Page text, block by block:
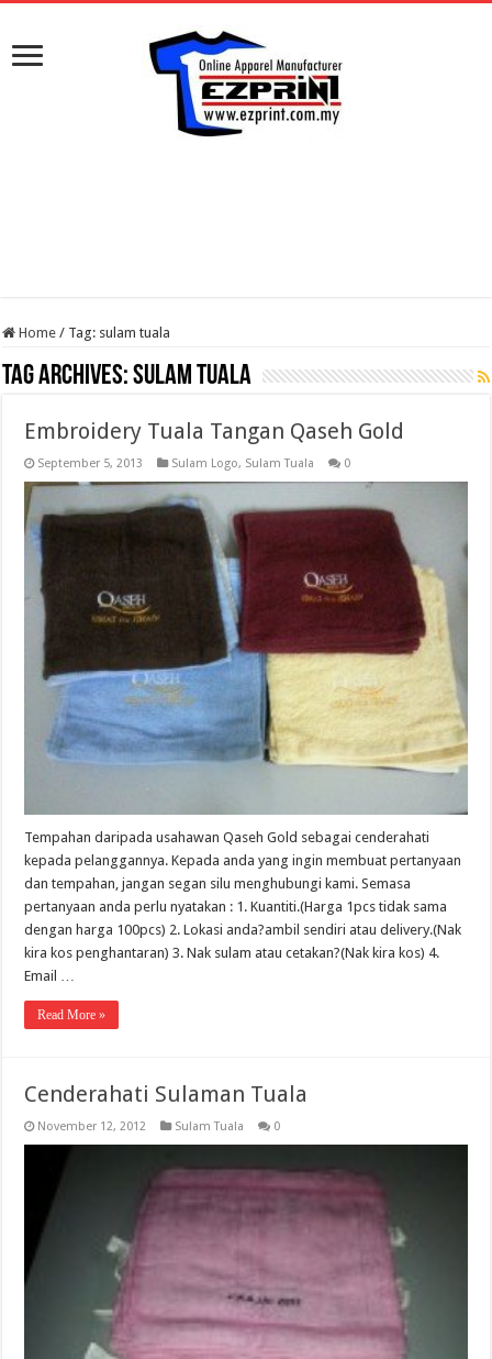
Home / Tag: sulam tuala
Tag Archives:sulam tuala
Embroidery Tuala Tangan Qaseh Gold
September 5, 2013 Sulam Logo, Sulam Tuala 0
Tempahan daripada usahawan Qaseh Gold sebagai cenderahati
kepada pelanggannya. Kepada anda yang ingin membuat pertanyaan
dan tempahan, jangan segan silu menghubungi kami. Semasa
pertanyaan anda perlu nyatakan : 1. Kuantiti.(Harga 1pcs tidak sama
dengan harga 100pcs) 2. Lokasi anda?ambil sendiri atau delivery.(Nak
kira kos penghantaran) 3. Nak sulam atau cetakan?(Nak kira kos) 4.
Email …
Read More »
Cenderahati Sulaman Tuala
November 12, 2012 Sulam Tuala 0